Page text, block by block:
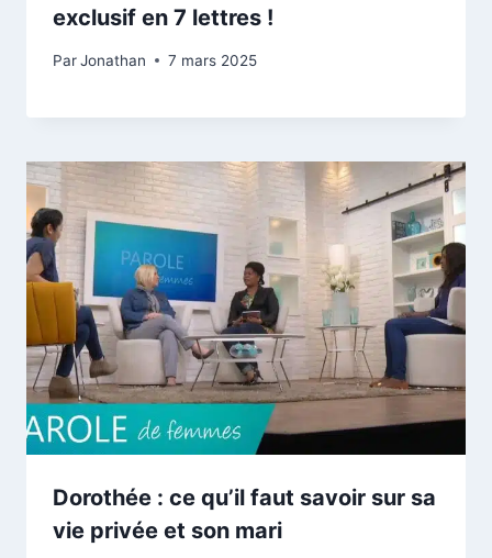
exclusif en 7 lettres !
ParJonathan 7 mars 2025
Dorothée : ce qu’il faut savoir sur sa
vie privée et son mari